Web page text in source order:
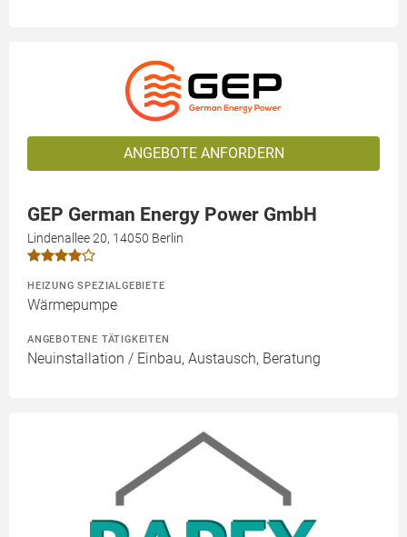
ANGEBOTE ANFORDERN
GEP German Energy Power GmbH
Lindenallee 20, 14050 Berlin
HEIZUNG SPEZIALGEBIETE
Wärmepumpe
ANGEBOTENE TÄTIGKEITEN
Neuinstallation / Einbau, Austausch, Beratung